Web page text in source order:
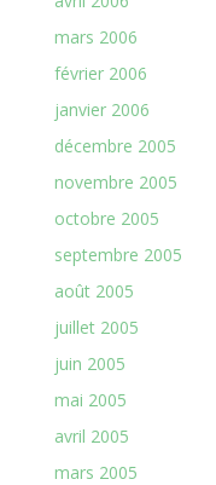
mars 2006
février 2006
janvier 2006
décembre 2005
novembre 2005
octobre 2005
septembre 2005
août 2005
juillet 2005
juin 2005
mai 2005
avril 2005
mars 2005